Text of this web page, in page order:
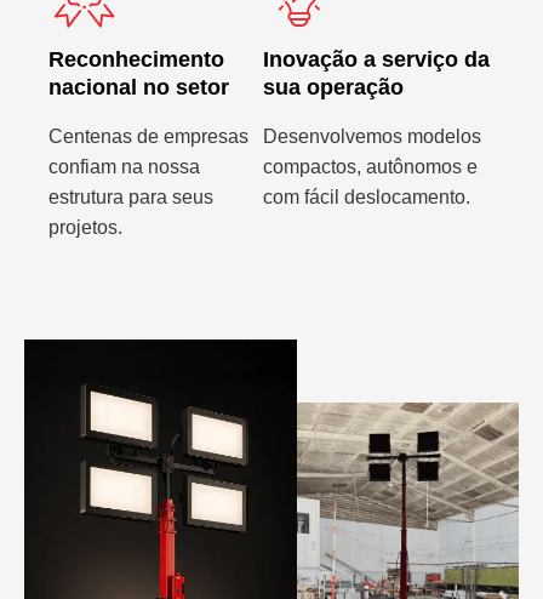
Reconhecimento
nacional no setor
Centenas de empresas
confiam na nossa
estrutura para seus
projetos.
Inovação a serviço da
sua operação
Desenvolvemos modelos
compactos, autônomos e
com fácil deslocamento.